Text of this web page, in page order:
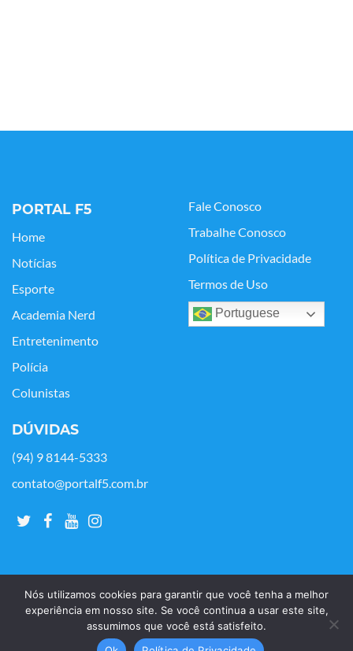
PORTAL F5
Home
Notícias
Esporte
Academia Nerd
Entretenimento
Polícia
Colunistas
Fale Conosco
Trabalhe Conosco
Política de Privacidade
Termos de Uso
Portuguese
DÚVIDAS
(94) 9 8144-5333
contato@portalf5.com.br
Copyright © Portal F5 - 2021. Todos os os direitos reservados.
Nós utilizamos cookies para garantir que você tenha a melhor
experiência em nosso site. Se você continua a usar este site,
assumimos que você está satisfeito.